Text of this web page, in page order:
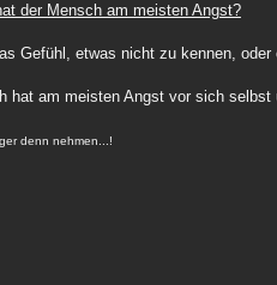
der Mensch am meisten Angst?
Gefühl, etwas nicht zu kennen,
hat am meisten Angst vor sich selbst
denn nehmen...!